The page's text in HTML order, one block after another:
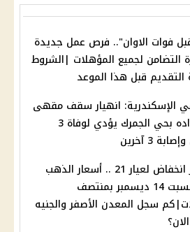
فوات الاوان".. فرص عمل جديدة
التضامن لجميع المؤهلات |الشروط
قبل هذا الموعد
الإسكندرية: انهيار سقف مقهى
على رواده بحي الجمرك يؤدي لوفاة 3
3 آخرين
بعد أخر انخفاض لعيار 21 .. أسعار الذهب
اليوم السبت 14 ديسمبر بمنتصف
سجل المعدن الأصفر والجنيه